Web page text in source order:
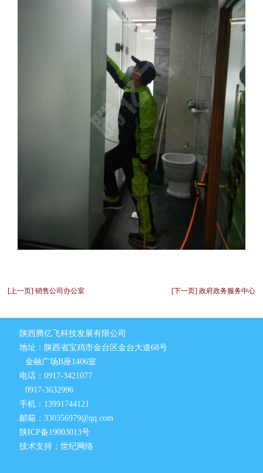
[上一页] 销售公司办公室 [下一页] 政府政务服务中心
陕西腾亿飞科技发展有限公司
地址：陕西省宝鸡市金台区金台大道68号
金融广场B座1406室
电话：0917-3421077
0917-3632996
手机：13991744121
邮箱：330356979@qq.com
陕ICP备19003013号
技术支持：世纪网络